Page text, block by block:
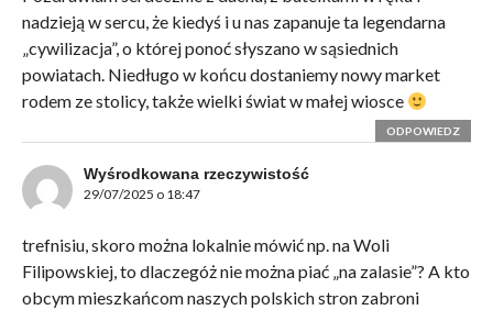
nadzieją w sercu, że kiedyś i u nas zapanuje ta legendarna
„cywilizacja”, o której ponoć słyszano w sąsiednich
powiatach. Niedługo w końcu dostaniemy nowy market
rodem ze stolicy, także wielki świat w małej wiosce
ODPOWIEDZ
Wyśrodkowana rzeczywistość
29/07/2025 o 18:47
trefnisiu, skoro można lokalnie mówić np. na Woli
Filipowskiej, to dlaczegóż nie można piać „na zalasie”? A kto
obcym mieszkańcom naszych polskich stron zabroni